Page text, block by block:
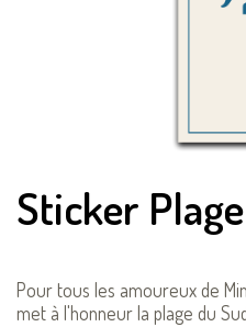
Sticker
Pour tous les amoureux de
met à l'honneur la plage du